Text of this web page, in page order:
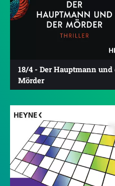
18/4 - Der Hauptmann und
Mörder